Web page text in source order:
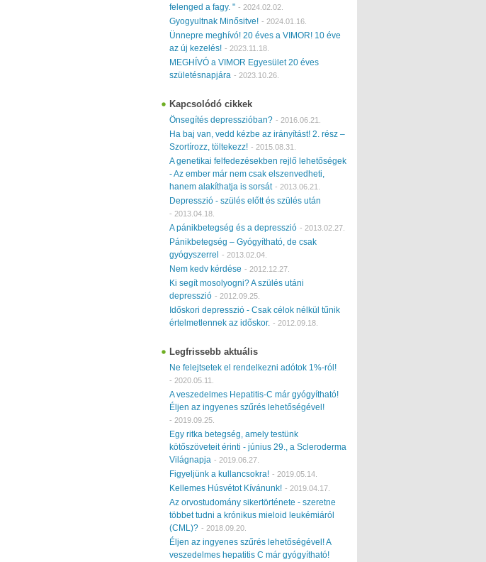
felenged a fagy. " - 2024.02.02.
Gyogyultnak Minősitve! - 2024.01.16.
Ünnepre meghívó! 20 éves a VIMOR! 10 éve
az új kezelés! - 2023.11.18.
MEGHÍVÓ a VIMOR Egyesület 20 éves
születésnapjára - 2023.10.26.
Kapcsolódó cikkek
Önsegítés depresszióban? - 2016.06.21.
Ha baj van, vedd kézbe az irányítást! 2. rész –
Szortírozz, töltekezz! - 2015.08.31.
A genetikai felfedezésekben rejlő lehetőségek
- Az ember már nem csak elszenvedheti,
hanem alakíthatja is sorsát - 2013.06.21.
Depresszió - szülés előtt és szülés után
- 2013.04.18.
A pánikbetegség és a depresszió - 2013.02.27.
Pánikbetegség – Gyógyítható, de csak
gyógyszerrel - 2013.02.04.
Nem kedv kérdése - 2012.12.27.
Ki segít mosolyogni? A szülés utáni
depresszió - 2012.09.25.
Időskori depresszió - Csak célok nélkül tűnik
értelmetlennek az időskor. - 2012.09.18.
Legfrissebb aktuális
Ne felejtsetek el rendelkezni adótok 1%-ról!
- 2020.05.11.
A veszedelmes Hepatitis-C már gyógyítható!
Éljen az ingyenes szűrés lehetőségével!
- 2019.09.25.
Egy ritka betegség, amely testünk
kötőszöveteit érinti - június 29., a Scleroderma
Világnapja - 2019.06.27.
Figyeljünk a kullancsokra! - 2019.05.14.
Kellemes Húsvétot Kívánunk! - 2019.04.17.
Az orvostudomány sikertörténete - szeretne
többet tudni a krónikus mieloid leukémiáról
(CML)? - 2018.09.20.
Éljen az ingyenes szűrés lehetőségével! A
veszedelmes hepatitis C már gyógyítható!